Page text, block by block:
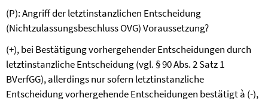
(P): Angriff der letztinstanzlichen Entscheidung
(Nichtzulassungsbeschluss OVG) Voraussetzung?
(+), bei Bestätigung vorhergehender Entscheidungen durch
letztinstanzliche Entscheidung (vgl. § 90 Abs. 2 Satz 1
BVerfGG), allerdings nur sofern letztinstanzliche
Entscheidung vorhergehende Entscheidungen bestätigtà (-),